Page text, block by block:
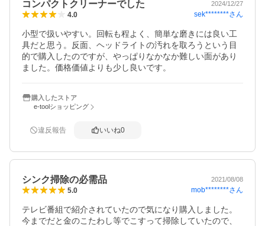
コンパクトクリーナーでした 2024/12/27
4.0 sek********さん
小型で扱いやすい。回転も程よく、簡単な磨きには良い工
具だと思う。反面、ヘッドライトの汚れを取ろうという目
的で購入したのですが、やっぱりなかなか難しい面があり
ました。価格価値よりも少し良いです。
購入したストア
e-toolショッピング
違反報告 いいね0
シンク掃除の必需品 2021/08/08
5.0 mob********さん
テレビ番組で紹介されていたので気になり購入しました。
今までだと金のこたわし等でこすって掃除していたので、